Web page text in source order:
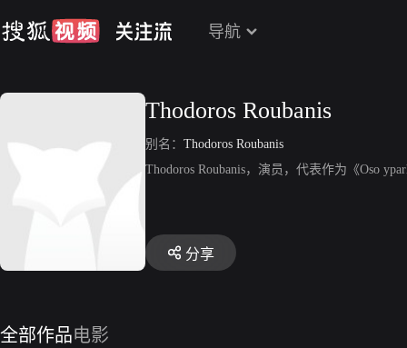
导航
Thodoros Roubanis
别名： Thodoros Roubanis
Thodoros Roubanis，演员，代表作为《Oso
分享
全部作品电影